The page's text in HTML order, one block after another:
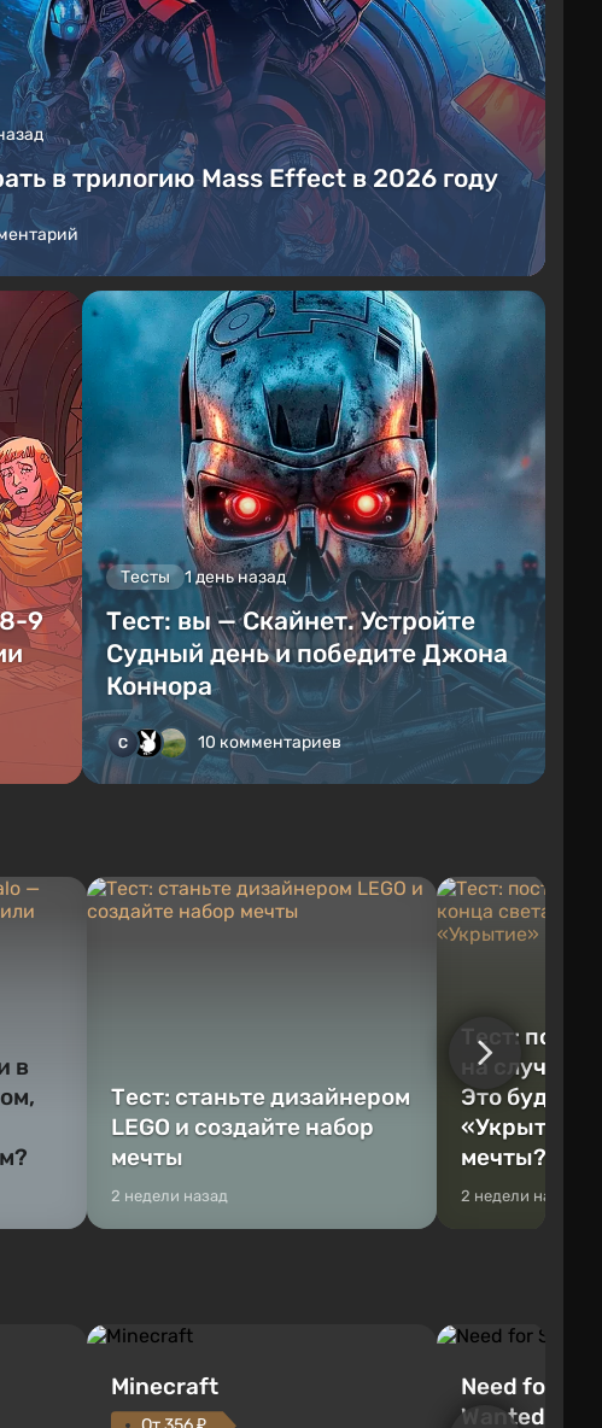
в трилогию Mass Effect в 2026 году
9
Тесты 1 день назад
Тест: вы — Скайнет. Устройте
Судный день и победите Джона
Коннора
10 комментариев
в
Тест: станьте дизайнером
LEGO и создайте набор
мечты
2 недели назад
Тест:
на случай
Это будет
«Укрытие»
мечты?
2 недели назад
Minecraft
Need for
Wanted